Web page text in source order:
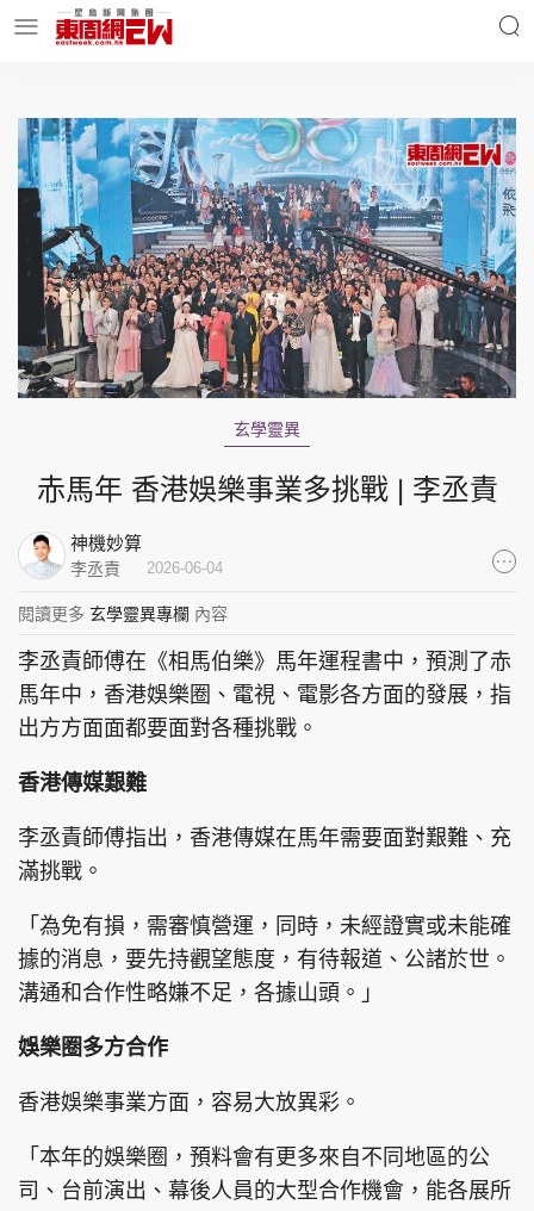
明星名人 時事財經
東周Ladies 優享生活
東周食玩通 會員活動
集團旗下品牌
東周刊 cazbuyer 東Touch
頭條日報 星島環球 The Standard
親子王
頭條搵工 EDUPLUS
玄學靈異
赤馬年 香港娛樂事業多挑戰 | 李丞責
神機妙算
李丞責 2026-06-04
閱讀更多 玄學靈異專欄 內容
李丞責師傅在《相馬伯樂》馬年運程書中，預測了赤
馬年中，香港娛樂圈、電視、電影各方面的發展，指
出方方面面都要面對各種挑戰。
香港傳媒艱難
李丞責師傅指出，香港傳媒在馬年需要面對艱難、充
滿挑戰。
「為免有損，需審慎營運，同時，未經證實或未能確
據的消息，要先持觀望態度，有待報道、公諸於世。
溝通和合作性略嫌不足，各據山頭。」
娛樂圈多方合作
香港娛樂事業方面，容易大放異彩。
「本年的娛樂圈，預料會有更多來自不同地區的公
司、台前演出、幕後人員的大型合作機會，能各展所